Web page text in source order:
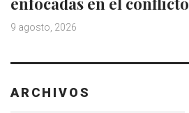
9 agosto, 2026
ARCHIVOS